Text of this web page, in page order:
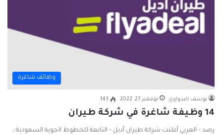
وظائف شاغرة
يوسف البدواوي نوفمبر 27, 2022 143
14 وظيفة شاغرة في شركة طيران
رصد – العربي أعلنت شركة طيران أديل – التابعة للخطوط الجوية السعودية ،